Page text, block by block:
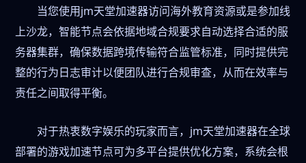
当您使用jm天堂加速器访问海外教育资源或是参加线
上沙龙，智能节点会依据地域合规要求自动选择合适的服
务器集群，确保数据跨境传输符合监管标准，同时提供完
整的行为日志审计以便团队进行合规审查，从而在效率与
责任之间取得平衡。
对于热衷数字娱乐的玩家而言，jm天堂加速器在全球
部署的游戏加速节点可为多平台提供优化方案，系统会根